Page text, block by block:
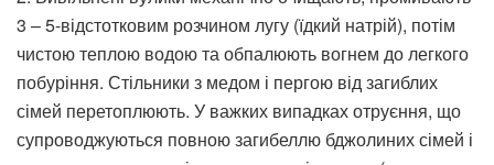
3 – 5-відстотковим розчином лугу (їдкий натрій), потім
чистою теплою водою та обпалюють вогнем до легкого
побуріння. Стільники з медом і пергою від загиблих
сімей перетоплюють. У важких випадках отруєння, що
супроводжуються повною загибеллю бджолиних сімей і